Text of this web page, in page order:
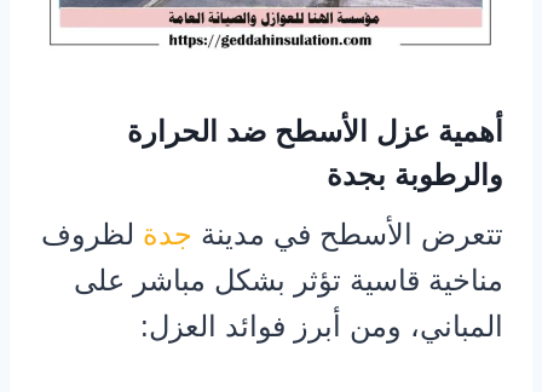
أهمية عزل الأسطح ضد الحرارة
والرطوبة بجدة
تتعرض الأسطح في مدينة جدة لظروف
مناخية قاسية تؤثر بشكل مباشر على
المباني، ومن أبرز فوائد العزل: